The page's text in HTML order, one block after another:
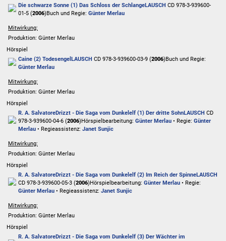
Die schwarze Sonne (1) Das Schloss der SchlangeLAUSCH CD 978-3-939600-
01-5 (2006)Buch und Regie: Günter Merlau
Mitwirkung:
Produktion: Günter Merlau
Hörspiel
Caine (2) Todesengel LAUSCH CD 978-3-939600-03-9 (2006)Buch und Regie:
Günter Merlau
Mitwirkung:
Produktion: Günter Merlau
Hörspiel
R. A. SalvatoreDrizzt - Die Saga vom Dunkelelf (1) Der dritte SohnLAUSCH CD
978-3-939600-04-6 (2006)Hörspielbearbeitung: Günter Merlau • Regie: Günter
Merlau • Regieassistenz: Janet Sunjic
Mitwirkung:
Produktion: Günter Merlau
Hörspiel
R. A. SalvatoreDrizzt - Die Saga vom Dunkelelf (2) Im Reich der SpinneLAUSCH
CD 978-3-939600-05-3 (2006)Hörspielbearbeitung: Günter Merlau • Regie:
Günter Merlau • Regieassistenz: Janet Sunjic
Mitwirkung:
Produktion: Günter Merlau
Hörspiel
R. A. SalvatoreDrizzt - Die Saga vom Dunkelelf (3) Der Wächter im